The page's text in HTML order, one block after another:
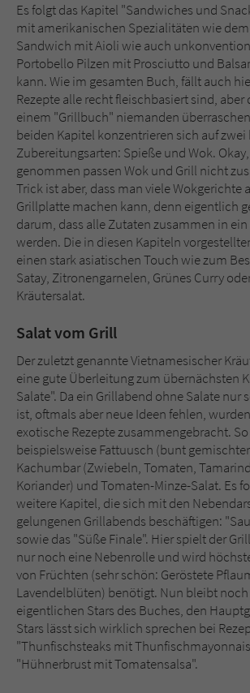
Es folgt das Kapitel "Sandwiches und
mit amerikanischen Spezialitäten wie
Sandwich mit Aioli wie auch
Portobello Pilzen mit Prosciutto und
kann. Wie im gesamten Buch, fällt auch
Rezepte alle recht fleischbasiert sind, aber
einem "Grillbuch" niemanden
beiden Kapitel konzentrieren sich auf
Zubereitungsarten: Spieße und Wok.
genommen passen Wok und Grill nicht
Trick ist aber, dass man viele Wokgerichte
Grillplatte machen kann, denn eigentlich
darum, dass alle Zutaten zusammen in ein
werden. Die in diesen Kapiteln
einen stark asiatischen Touch wie zum
Satay, Zitronengarnelen, Grünes Curry
Kräutersalat.
Salat vom Grill
Der zuletzt genannte Vietnamesischer
eine gute Überleitung zum übernächsten
Salate". Da ein Grillabend ohne Salate nur
ist, oftmals aber neue Ideen fehlen,
exotische Rezepte zusammengebracht.
beispielsweise Fattuusch (bunt
Kachumbar (Zwiebeln, Tomaten,
Koriander) und Tomaten-Minze-Salat. Es
weitere Kapitel, die sich mit den
gelungenen Grillabends beschäftigen:
sowie das "Süße Finale". Hier spielt der
nur noch eine Nebenrolle und wird
von Früchten (sehr schön: Geröstete
Lavendelblüten) benötigt. Nun bleibt
eigentlichen Stars des Buches, den
Stars lässt sich wirklich sprechen bei
"Thunfischsteaks mit
"Hühnerbrust mit Tomatensalsa".